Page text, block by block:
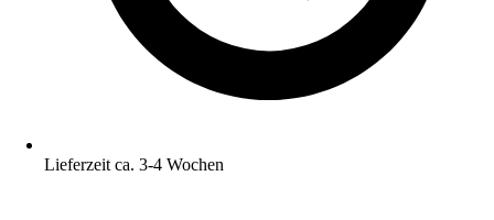
Lieferzeit ca. 3-4 Wochen